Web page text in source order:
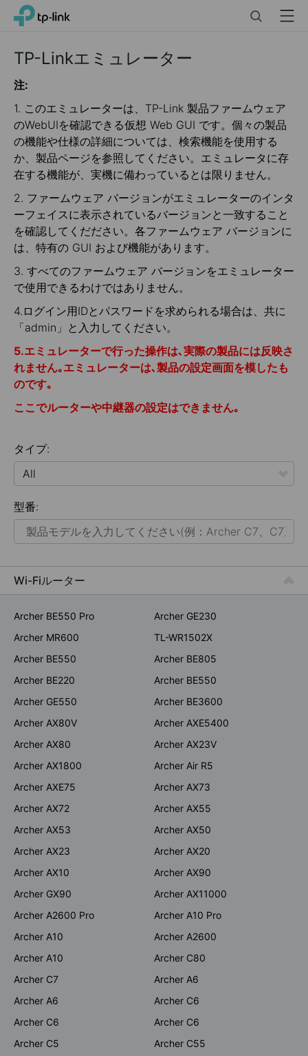
Click
navigation
bar
TP-Link, Reliably Smart Menu
TP-Linkエミュレーター
注:
1. このエミュレーターは、TP-Link 製品ファームウェア
のWebUIを確認できる仮想 Web GUI です。個々の製品
の機能や仕様の詳細については、検索機能を使用する
か、製品ページを参照してください。エミュレータに存
在する機能が、実機に備わっているとは限りません。
2. ファームウェア バージョンがエミュレーターのインタ
ーフェイスに表示されているバージョンと一致すること
を確認してくだださい。各ファームウェア バージョンに
は、特有の GUI および機能があります。
3. すべてのファームウェア バージョンをエミュレーター
で使用できるわけではありません。
4.ログイン用IDとパスワードを求められる場合は、共に
「admin」と入力してください。
5.エミュレーターで行った操作は､実際の製品には反映さ
れません｡エミュレーターは､製品の設定画面を模したも
のです｡
ここでルーターや中継器の設定はできません｡
タイプ:
All
ホームネット
法人用ネットワーク
サービスプロバイダー
型番:
Wi-Fiルーター
Archer BE550 Pro
Archer GE230
Archer MR600
TL-WR1502X
Archer BE550
Archer BE805
Archer BE220
Archer BE550
Archer GE550
Archer BE3600
Archer AX80V
Archer AXE5400
Archer AX80
Archer AX23V
Archer AX1800
Archer Air R5
Archer AXE75
Archer AX73
Archer AX72
Archer AX55
Archer AX53
Archer AX50
Archer AX23
Archer AX20
Archer AX10
Archer AX90
Archer GX90
Archer AX11000
Archer A2600 Pro
Archer A10 Pro
Archer A10
Archer A2600
Archer A10
Archer C80
Archer C7
Archer A6
Archer A6
Archer C6
Archer C6
Archer C6
Archer C5
Archer C55